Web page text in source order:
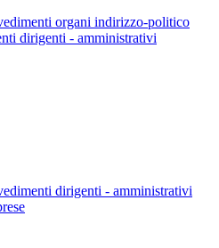
organi indirizzo-politico
dirigenti - amministrativi
dirigenti - amministrativi